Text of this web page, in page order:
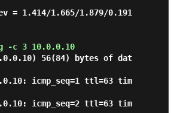
= 1.414/1.665/1.879/0.191
-c 3 10.0.0.10
56(84) bytes of dat
icmp_seq=1 ttl=63 tim
icmp_seq=2 ttl=63 tim